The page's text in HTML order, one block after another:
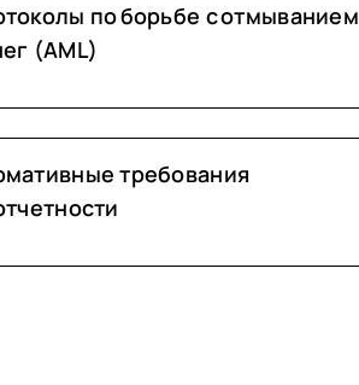
по борьбе с отмыванием
(AML)
требования